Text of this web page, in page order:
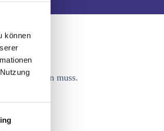
können
Tür stehen muss.